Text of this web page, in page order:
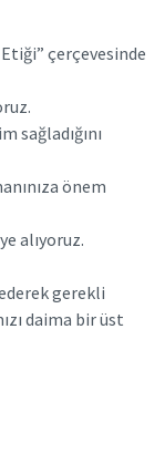
çerçevesinde
sağladığını
önem
alıyoruz.
gerekli
daima bir üst